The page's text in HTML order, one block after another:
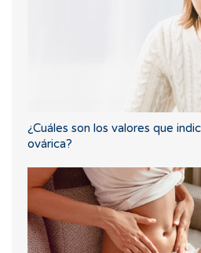
¿Cuáles son los valores que
ovárica?